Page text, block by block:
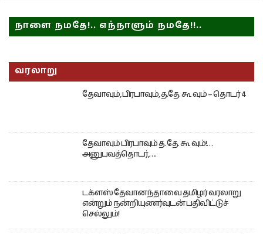
நாளை நமதே!.. எந்நாளும் நமதே!!..
வரலாறு
தேவாவும், பிரபாவும், த.தே. கூ வும் – தொடர் 4
தேவாவும் பிரபாவும் த. தே. கூ வும்!…
அனுபவத்தொடர்,….
டக்ளஸ் தேவானந்தாவை தமிழர் வரலாறு
என்றும் நன்றியுணர்வுடன் பதிவிட்டுச்
செல்லும்!